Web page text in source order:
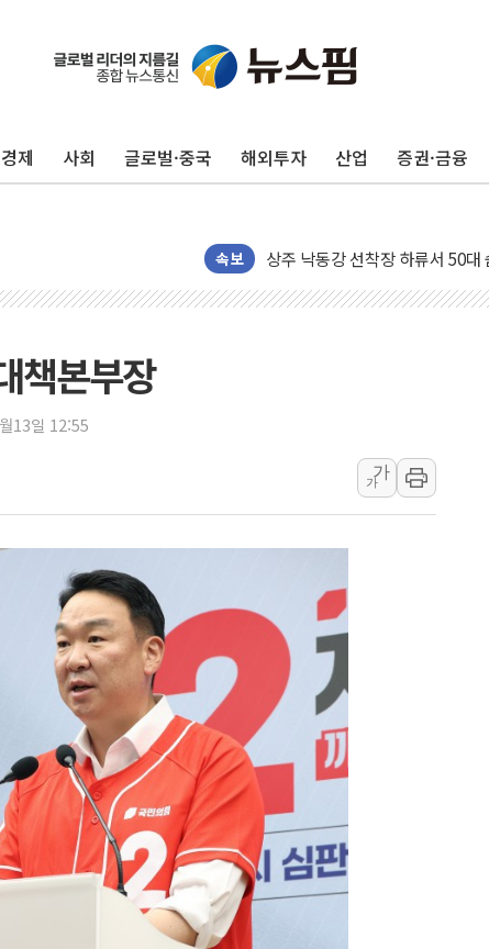
경제 사회 글로벌·중국 해외투자 산업 증권·금융
속보
평택 진위면 공장서 질식사고
상주 낙동강 선착장 하류서 50대
[종합] 김민석, 정청래에 누적
인천서 말다툼 중 어머니 살해
[속보] 민주, 경북 경선 결과 발
[속보] 민주, 대구 경선 결과 발
[속보] 민주, 강원 경선 결과 발
정재헌 CEO, SKT 장기고객
최태원, 노소영에 9440억 지급
하나금융, 명동 소상공인에 '행복
인천시 광복절 현수막 '태극기
병무청, 보충역 전면 손질… 예
홈플러스發 대형마트 판매, 역
윤준병·이해민 의원, '정부 특
'호우·산사태 주의보' 울진 시
여야, 황희 '버스 하우스' 공방…
책본부장
13일 12:55
가
가